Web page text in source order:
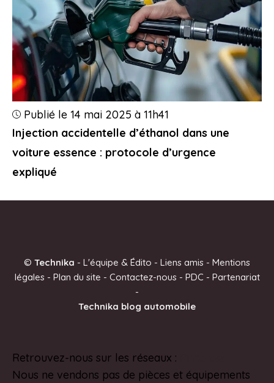
Injection accidentelle d’éthanol dans une
voiture essence : protocole d’urgence
expliqué
Publié le 14 mai 2025 à 11h41
© Technika - L'équipe & Édito - Liens amis - Mentions
légales- Plan du site - Contactez-nous- PDC - Partenariat
-
Technika blog automobile
Retrouvez-nous sur les réseaux :
Nous ne vendons pas de pièces et équipements